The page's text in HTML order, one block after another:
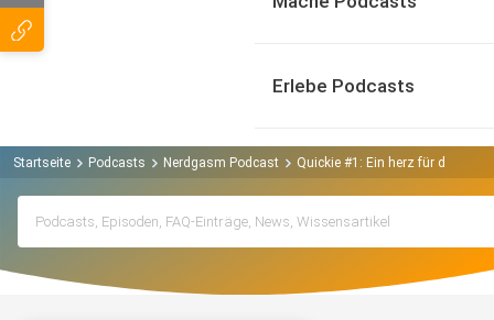
Erlebe Podcasts
Startseite Podcasts Nerdgasm Podcast Quickie #1: Ein herz für die